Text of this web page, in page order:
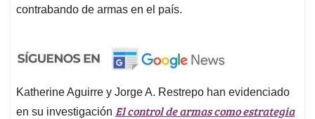
contrabando de armas en el país.
Katherine Aguirre y Jorge A. Restrepo han evidenciado
en su investigación El control de armas como estrategia